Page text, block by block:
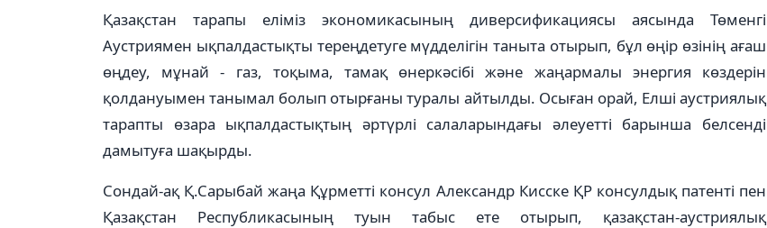
Қазақстан тарапы еліміз экономикасының диверсификациясы аясында Төменгі
Аустриямен ықпалдастықты тереңдетуге мүдделігін таныта отырып, бұл өңір өзінің ағаш
өңдеу, мұнай - газ, тоқыма, тамақ өнеркәсібі және жаңармалы энергия көздерін
қолдануымен танымал болып отырғаны туралы айтылды. Осыған орай, Елші аустриялық
тарапты өзара ықпалдастықтың әртүрлі салаларындағы әлеуетті барынша белсенді
дамытуға шақырды.
Сондай-ақ Қ.Сарыбай жаңа Құрметті консул Александр Кисске ҚР консулдық патенті пен
Қазақстан Республикасының туын табыс ете отырып, қазақстан-аустриялық